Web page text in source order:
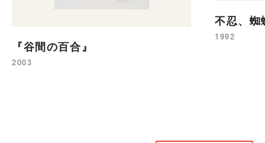
『谷間の百合』
2003
不忍、蜘
1992